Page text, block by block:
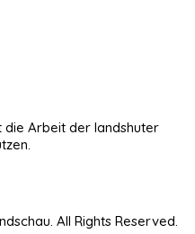
Arbeit der landshuter
All Rights Reserved.